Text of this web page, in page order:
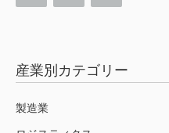
産業別カテゴリー
製造業